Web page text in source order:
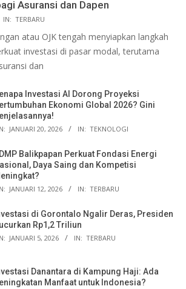
Asuransi dan Dapen
IN: TERBARU
atau OJK tengah menyiapkan langkah
investasi di pasar modal, terutama
dan
Investasi AI Dorong Proyeksi
Ekonomi Global 2026? Gini
JANUARI 20, 2026 IN: TEKNOLOGI
Balikpapan Perkuat Fondasi Energi
Daya Saing dan Kompetisi
JANUARI 12, 2026 IN: TERBARU
di Gorontalo Ngalir Deras, Presiden
Rp1,2 Triliun
JANUARI 5, 2026 IN: TERBARU
Danantara di Kampung Haji: Ada
Manfaat untuk Indonesia?